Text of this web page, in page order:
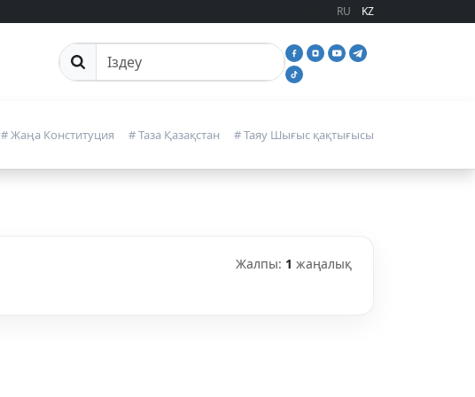
RU KZ
Сайттан іздеу
# Жаңа Конституция # Таза Қазақстан # Таяу Шығыс қақтығысы
Жалпы: 1 жаңалық